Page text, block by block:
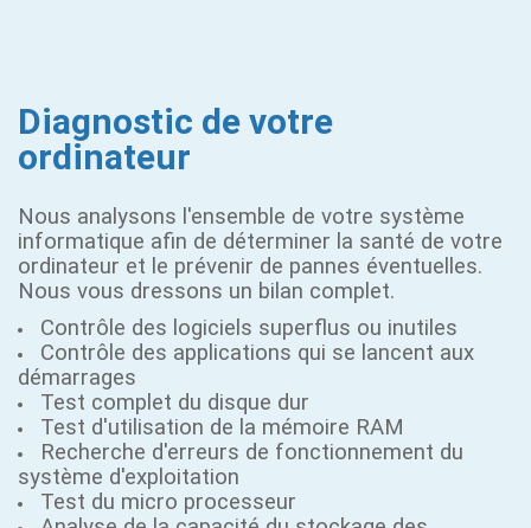
Diagnostic de votre
ordinateur
Nous analysons l'ensemble de votre système
informatique afin de déterminer la santé de votre
ordinateur et le prévenir de pannes éventuelles.
Nous vous dressons un bilan complet.
Contrôle des logiciels superflus ou inutiles
Contrôle des applications qui se lancent aux
démarrages
Test complet du disque dur
Test d'utilisation de la mémoire RAM
Recherche d'erreurs de fonctionnement du
système d'exploitation
Test du micro processeur